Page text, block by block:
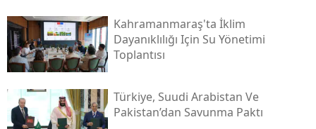
Kahramanmaraş'ta İklim
Dayanıklılığı Için Su Yönetimi
Toplantısı
Türkiye, Suudi Arabistan Ve
Pakistan’dan Savunma Paktı